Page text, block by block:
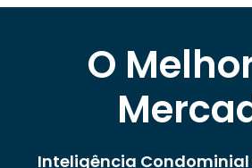
O
Inteligência Condominial